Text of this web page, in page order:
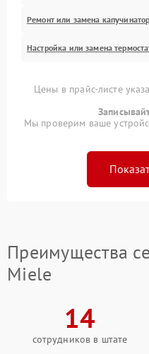
Ремонт или замена
Настройка или замена
Цены в прайс-листе
Мы проверим ваше
Преимущества
Miele
14
сотрудников в штате